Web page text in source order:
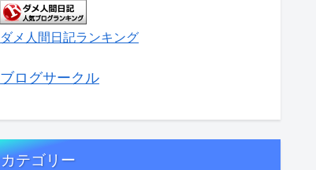
ダメ人間日記ランキング
ブログサークル
カテゴリー